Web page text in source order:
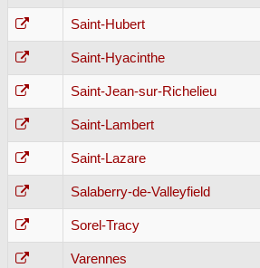
Saint-Hubert
Saint-Hyacinthe
Saint-Jean-sur-Richelieu
Saint-Lambert
Saint-Lazare
Salaberry-de-Valleyfield
Sorel-Tracy
Varennes